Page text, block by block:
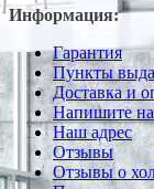
Информация:
Гарантия
Пункты
Доставка и
Напишите
Наш адрес
Отзывы
Отзывы о